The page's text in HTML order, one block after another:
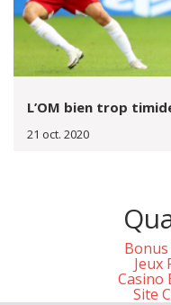
L’OM bien trop
21 oct. 2020
Bonus
Jeux
Casino
Site